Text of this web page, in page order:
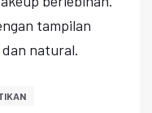
tampilan
natural.